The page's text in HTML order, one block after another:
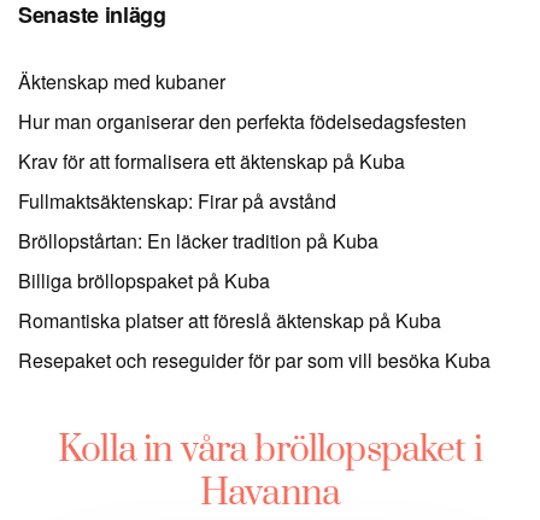
Senaste inlägg
Äktenskap med kubaner
Hur man organiserar den perfekta födelsedagsfesten
Krav för att formalisera ett äktenskap på Kuba
Fullmaktsäktenskap: Firar på avstånd
Bröllopstårtan: En läcker tradition på Kuba
Billiga bröllopspaket på Kuba
Romantiska platser att föreslå äktenskap på Kuba
Resepaket och reseguider för par som vill besöka Kuba
Kolla in våra bröllopspaket i
Havanna